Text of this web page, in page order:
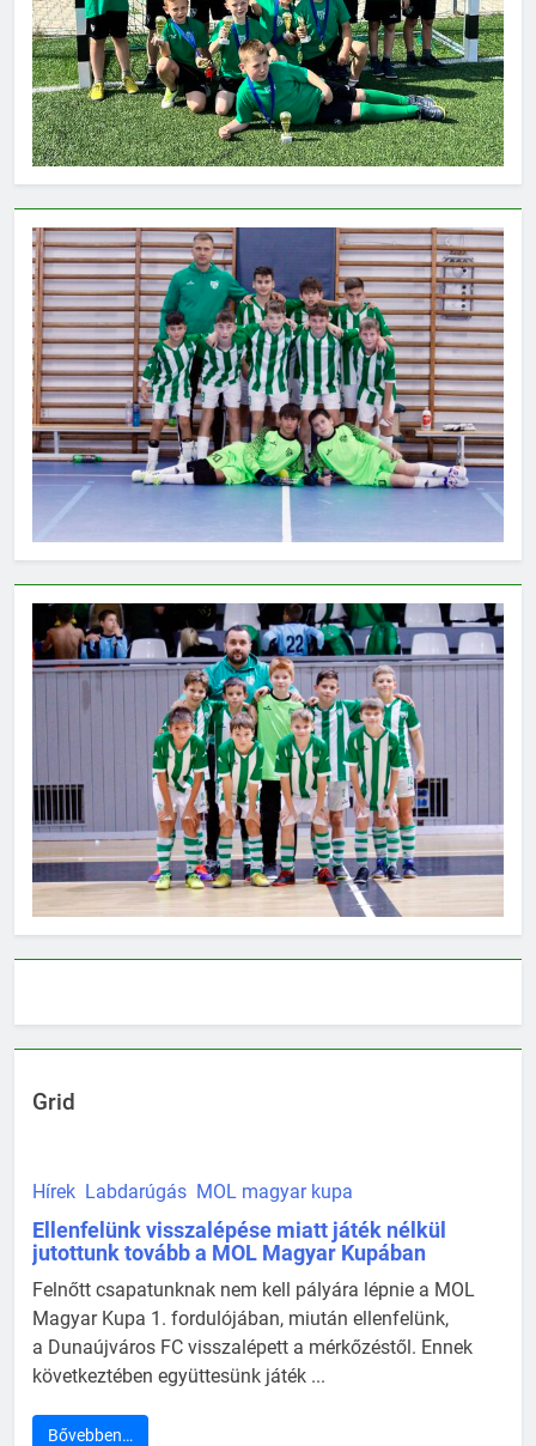
Grid
Hírek Labdarúgás MOL magyar kupa
Ellenfelünk visszalépése miatt játék nélkül
jutottunk tovább a MOL Magyar Kupában
Felnőtt csapatunknak nem kell pályára lépnie a MOL
Magyar Kupa 1. fordulójában, miután ellenfelünk,
a Dunaújváros FC visszalépett a mérkőzéstől. Ennek
következtében együttesünk játék ...
Bővebben…